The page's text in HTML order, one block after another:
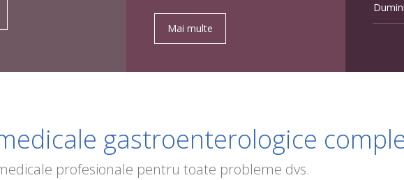
Mai multe
gastroenterologice
profesionale pentru toate probleme dvs.